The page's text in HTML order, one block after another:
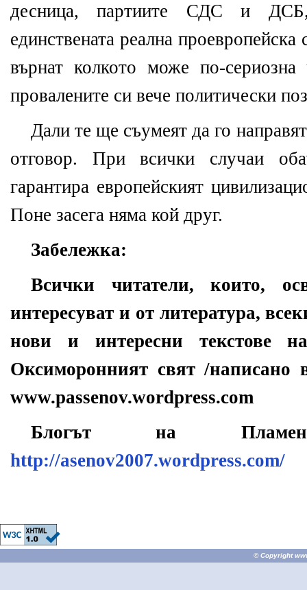
десница, партиите СДС и
единствената реална проевропейска
върнат колкото може по-
провалените си вече политически
Дали те ще съумеят да го
отговор. При всички случаи
гарантира европейският
Поне засега няма кой друг.
Забележка:
Всички читатели, които,
интересуват и от литература,
нови и интересни текстове
Оксиморонният свят /написано
www.passenov.wordpress.com
Блогът на
http://asenov2007.wordpress.com/
© Copyright